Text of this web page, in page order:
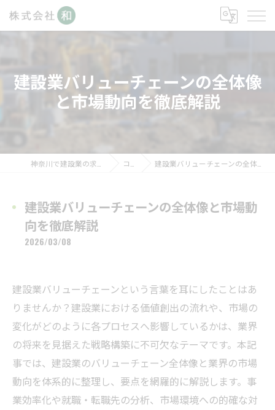
建設業バリューチェーンの全体像
と市場動向を徹底解説
コラム 建設業バリューチェーンの全体像と市場動向を徹底解説
建設業バリューチェーンの全体像と市場動
向を徹底解説
2026/03/08
建設業バリューチェーンという言葉を耳にしたことはあ
りませんか？建設業における価値創出の流れや、市場の
変化がどのように各プロセスへ影響しているかは、業界
の将来を見据えた戦略構築に不可欠なテーマです。本記
事では、建設業のバリューチェーン全体像と業界の市場
動向を体系的に整理し、要点を網羅的に解説します。事
業効率化や就職・転職先の分析、市場環境への的確な対